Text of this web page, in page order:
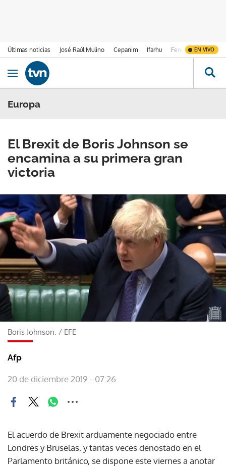
Últimas noticias José Raúl Mulino Cepanim Ifarhu Fenómeno de El
EN VIVO
Ir al contenido
Obrir navegació
Europa
El Brexit de Boris Johnson se
encamina a su primera gran
victoria
Boris Johnson. / EFE
Afp
20 de diciembre 2019 - 07:26
El acuerdo de Brexit arduamente negociado entre
Londres y Bruselas, y tantas veces denostado en el
Parlamento británico, se dispone este viernes a anotar